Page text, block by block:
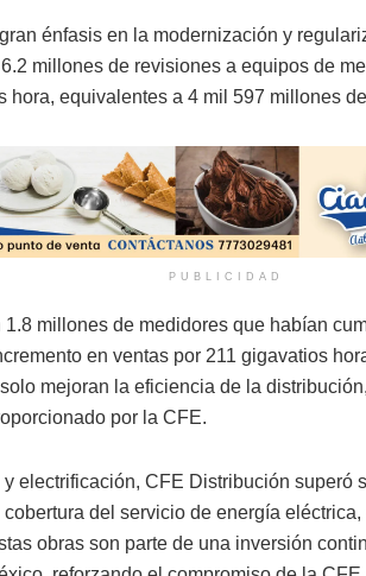
énfasis en la modernización y
millones de revisiones a equipos de
hora, equivalentes a 4 mil 597 millones
PUBLICIDAD
millones de medidores que habían
en ventas por 211 gigavatios
mejoran la eficiencia de la
por la CFE.
electrificación, CFE Distribución superó
del servicio de energía
obras son parte de una inversión